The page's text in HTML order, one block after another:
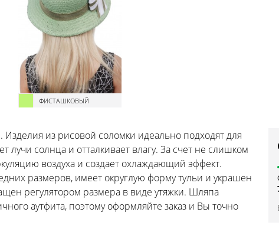
ФИСТАШКОВЫЙ
из рисовой соломки идеально подходят для
солнца и отталкивает влагу. За счет не слишком
воздуха и создает охлаждающий эффект.
размеров, имеет округлую форму тульи и украшен
регулятором размера в виде утяжки. Шляпа
аутфита, поэтому оформляйте заказ и Вы точно